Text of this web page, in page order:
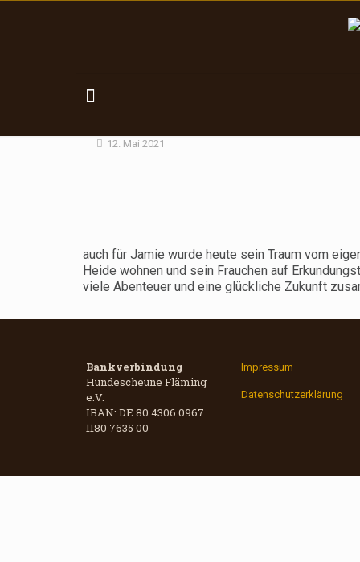
12. Mai 2021
auch für Jamie wurde heute sein Traum vom
Heide wohnen und sein Frauchen auf
viele Abenteuer und eine glückliche Zukunft
Bankverbindung
Hundescheune Fläming
e.V.
IBAN: DE 80 4306 0967
1180 7635 00
Impressum
Datenschutzerklärung